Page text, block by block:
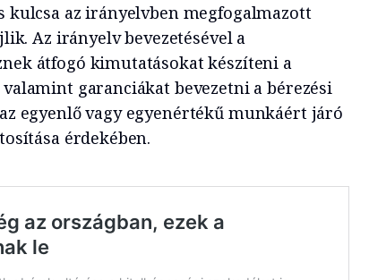
kulcsa az irányelvben megfogalmazott
Az irányelv bevezetésével a
átfogó kimutatásokat készíteni a
garanciákat bevezetni a bérezési
egyenlő vagy egyenértékű munkáért járó
érdekében.